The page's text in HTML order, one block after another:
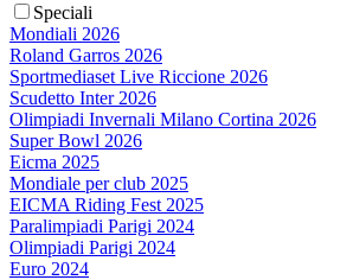
Speciali
Mondiali 2026
Roland Garros 2026
Sportmediaset Live Riccione 2026
Scudetto Inter 2026
Olimpiadi Invernali Milano Cortina 2026
Super Bowl 2026
Eicma 2025
Mondiale per club 2025
EICMA Riding Fest 2025
Paralimpiadi Parigi 2024
Olimpiadi Parigi 2024
Euro 2024